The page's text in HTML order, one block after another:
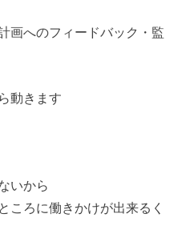
画へのフィードバック・監
動きます
いから
ころに働きかけが出来るく